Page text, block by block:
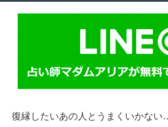
復縁したいあの人とうまくいかな